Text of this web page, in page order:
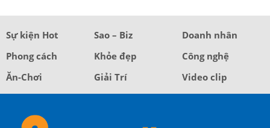
Sự kiện Hot Sao – Biz
Doanh nhân
Phong cách
Khỏe đẹp
Công nghệ
Ăn-Chơi
Giải Trí Video clip